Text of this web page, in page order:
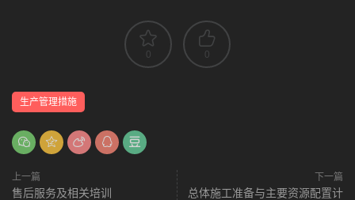
0 0
生产管理措施
上一篇
售后服务及相关培训
下一篇
总体施工准备与主要资源配置计